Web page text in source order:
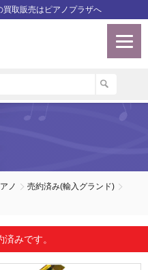
取販売はピアノプラザへ
ノ
売約済み(輸入グランド)
みです。